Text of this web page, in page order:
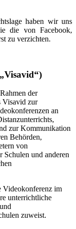
haben wir uns
die von Facebook,
zu verzichten.
der
Visavid zur
an
zur Kommunikation
Behörden,
von
Schulen und anderen
Videokonferenz im
unterrichtliche
zuweist.